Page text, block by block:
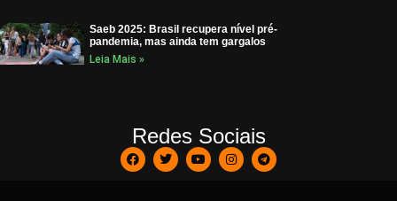
Saeb 2025: Brasil recupera nível pré-
pandemia, mas ainda tem gargalos
Leia Mais »
Redes Sociais